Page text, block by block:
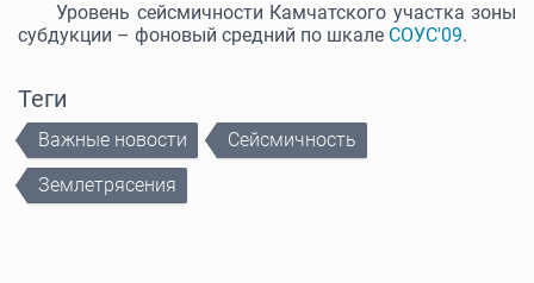
Уровень сейсмичности Камчатского участка зоны
субдукции – фоновый средний по шкале СОУС'09.
Теги
Важные новости
Сейсмичность
Землетрясения